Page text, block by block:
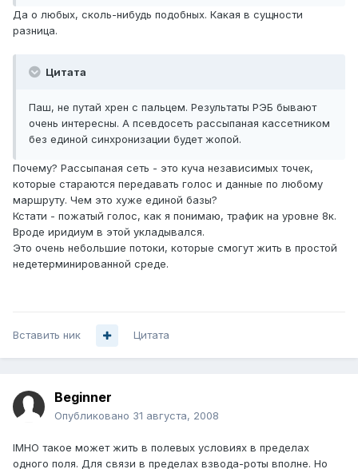
Да о любых, сколь-нибудь подобных. Какая в сущности
разница.
Цитата
Паш, не путай хрен с пальцем. Результаты РЭБ бывают
очень интересны. А псевдосеть рассыпаная кассетником
без единой синхронизации будет жопой.
Почему? Рассыпаная сеть - это куча независимых точек,
которые стараются передавать голос и данные по любому
маршруту. Чем это хуже единой базы?
Кстати - пожатый голос, как я понимаю, трафик на уровне 8к.
Вроде иридиум в этой укладывался.
Это очень небольшие потоки, которые смогут жить в простой
недетерминированной среде.
Вставить ник Цитата
Beginner
Опубликовано 31 августа, 2008
IMHO такое может жить в полевых условиях в пределах
одного поля. Для связи в пределах взвода-роты вполне. Но